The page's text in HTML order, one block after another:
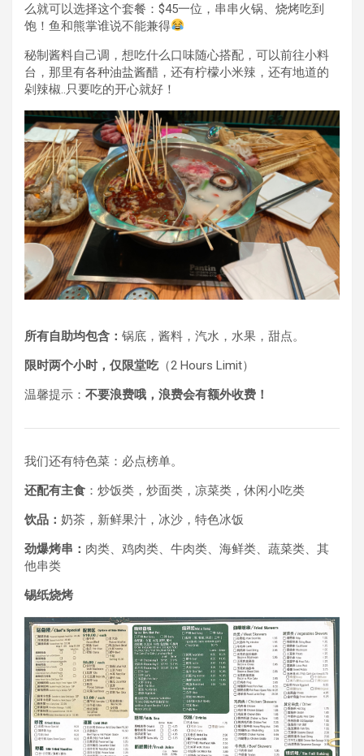
么就可以选择这个套餐：$45一位，串串火锅、烧烤吃到
饱！鱼和熊掌谁说不能兼得
秘制酱料自己调，想吃什么口味随心搭配，可以前往小料
台，那里有各种油盐酱醋，还有柠檬小米辣，还有地道的
剁辣椒..只要吃的开心就好！
所有自助均包含： 锅底，酱料，汽水，水果，甜点。
限时两个小时，仅限堂吃（2 Hours Limit）
温馨提示： 不要浪费哦，浪费会有额外收费！
我们还有特色菜：必点榜单。
还配有主食 ：炒饭类，炒面类，凉菜类，休闲小吃类
饮品： 奶茶，新鲜果汁，冰沙，特色冰饭
劲爆烤串： 肉类、鸡肉类、牛肉类、海鲜类、蔬菜类、其
他串类
锡纸烧烤